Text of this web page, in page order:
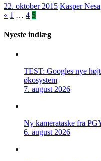
22. oktober 2015 Kasper
Indlægsinddeling
« 1 … 4 5
Nyeste indlæg
TEST: Googles nye
økosystem
7. august 2026
Ny kamerataske fra
6. august 2026